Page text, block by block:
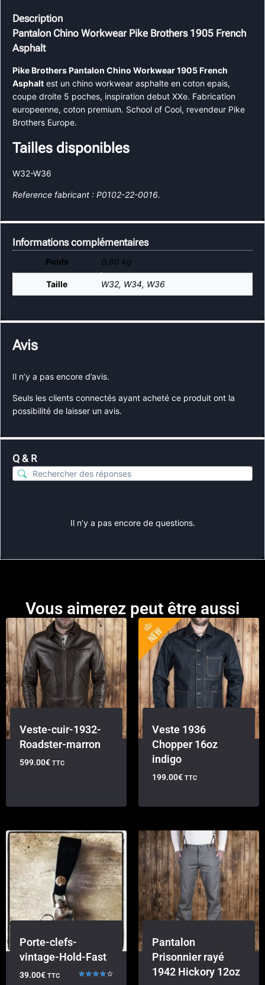
Description
Pantalon Chino Workwear Pike Brothers 1905 French
Asphalt
Pike Brothers Pantalon Chino Workwear 1905 French
Asphalt est un chino workwear asphalte en coton epais,
coupe droite 5 poches, inspiration debut XXe. Fabrication
europeenne, coton premium. School of Cool, revendeur Pike
Brothers Europe.
Tailles disponibles
W32-W36
Reference fabricant : P0102-22-0016.
Informations complémentaires
Poids 0.80 kg
Taille W32, W34, W36
Avis
Il n’y a pas encore d’avis.
Seuls les clients connectés ayant acheté ce produit ont la
possibilité de laisser un avis.
Q & R
Il n’y a pas encore de questions.
Vous aimerez peut être aussi
Veste-cuir-1932-
Roadster-marron
599.00€ TTC
Veste 1936
Chopper 16oz
indigo
199.00€ TTC
Porte-clefs-
vintage-Hold-Fast
39.00€ TTC
Pantalon
Prisonnier rayé
1942 Hickory 12oz